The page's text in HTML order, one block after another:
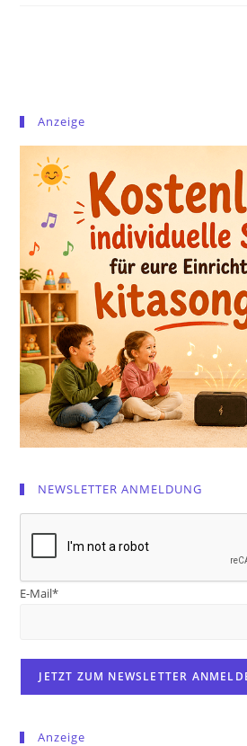
Anzeige
NEWSLETTER ANMELDUNG
E-Mail*
Anzeige